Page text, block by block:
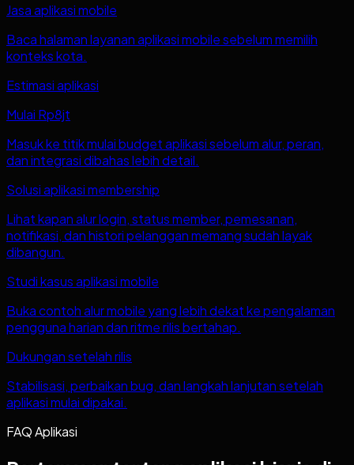
Jasa aplikasi mobile
Baca halaman layanan aplikasi mobile sebelum memilih
konteks kota.
Estimasi aplikasi
Mulai Rp8jt
Masuk ke titik mulai budget aplikasi sebelum alur, peran,
dan integrasi dibahas lebih detail.
Solusi aplikasi membership
Lihat kapan alur login, status member, pemesanan,
notifikasi, dan histori pelanggan memang sudah layak
dibangun.
Studi kasus aplikasi mobile
Buka contoh alur mobile yang lebih dekat ke pengalaman
pengguna harian dan ritme rilis bertahap.
Dukungan setelah rilis
Stabilisasi, perbaikan bug, dan langkah lanjutan setelah
aplikasi mulai dipakai.
FAQ Aplikasi